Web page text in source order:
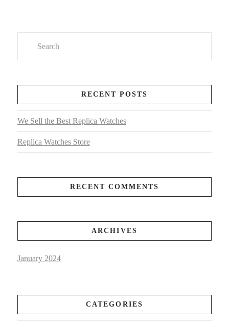
RECENT POSTS
We Sell the Best Replica Watches
Replica Watches Store
RECENT COMMENTS
ARCHIVES
January 2024
CATEGORIES